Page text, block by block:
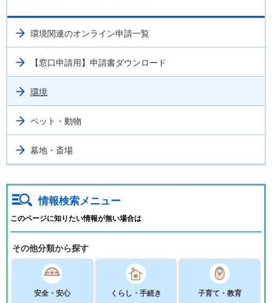
環境関連のオンライン申請一覧
【窓口申請用】申請書ダウンロード
環境
ペット・動物
墓地・斎場
情報検索メニュー
このページに知りたい情報が無い場合は
その他分類から探す
安全・安心 くらし・手続き 子育て・教育